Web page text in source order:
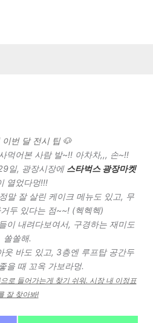
이번 달 전시 팁 🐶
먹어본 사람 발~!! 아차차,,, 손~!!
일, 광장시장에 스타벅스 광장마켓
열었다멍!!!
말 잘 살린 케이크 메뉴도 있고, 무
두 있다는 점~~! (헥헥헥)
이 내려다보여서, 구경하는 재미도
쏠쏠해.
웃 바도 있고, 3층엔 루프탑 공간두
을 때 꼬옥 가보라멍.
로 들어가는게 찾기 쉬워. 시장 내 이정표
잘 찾아봐!